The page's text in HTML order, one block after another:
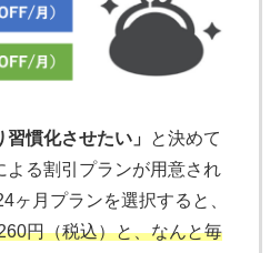
習慣化させたい」
と決めて
よる割引プランが用意され
ヶ月プランを選択すると、
円（税込）と、なんと毎